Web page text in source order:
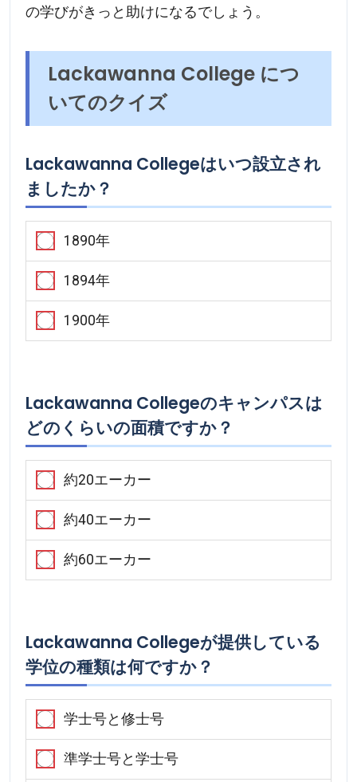
の学びがきっと助けになるでしょう。
Lackawanna College につ
いてのクイズ
Lackawanna Collegeはいつ設立され
ましたか？
1890年
1894年
1900年
Lackawanna Collegeのキャンパスは
どのくらいの面積ですか？
約20エーカー
約40エーカー
約60エーカー
Lackawanna Collegeが提供している
学位の種類は何ですか？
学士号と修士号
準学士号と学士号